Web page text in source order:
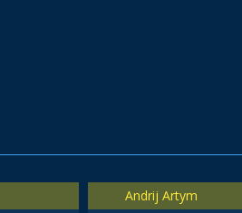
Andrij Artym